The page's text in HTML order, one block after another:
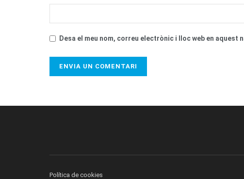
Desa el meu nom, correu electrònic i lloc web en aquest
Política de cookies